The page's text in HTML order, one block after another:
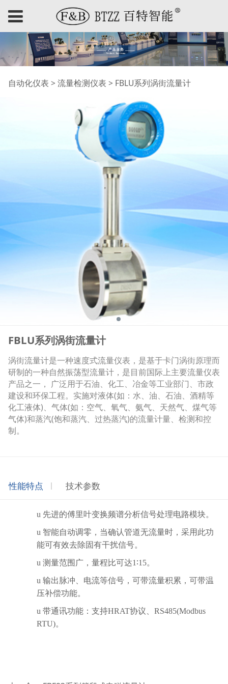
FBLU系列涡街流量计
自动化仪表 > 流量检测仪表 > FBLU系列涡街流量计
FBLU系列涡街流量计
涡街流量计是一种速度式流量仪表，是基于卡门涡街原理而
研制的一种自然振荡型流量计，是目前国际上主要流量仪表
产品之一， 广泛用于石油、化工、冶金等工业部门、市政
建设和环保工程。实施对液体(如：水、油、石油、酒精等
化工液体)、气体(如：空气、氧气、氨气、天然气、煤气等
气体)和蒸汽(饱和蒸汽、过热蒸汽)的流量计量、检测和控
制。
性能特点 技术参数
u 先进的傅里叶变换频谱分析信号处理电路模块。
u 智能自动调零，当确认管道无流量时，采用此功
能可有效去除固有干扰信号。
u 测量范围广，量程比可达1 ∶15。
u 输出脉冲、电流等信号，可带流量积累，可带温
压补偿功能。
u 带通讯功能：支持HRAT协议、 RS485(Modbus
RTU)。